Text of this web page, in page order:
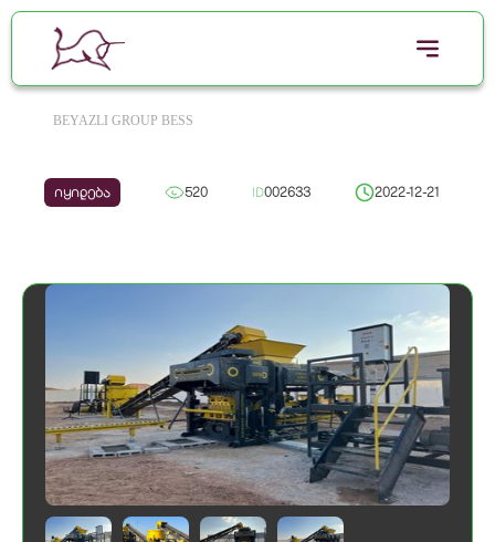
BEYAZLI GROUP BESS
იყიდება 520 ID002633 2022-12-21